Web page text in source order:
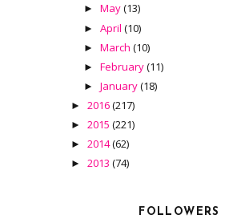
► May(13)
► April (10)
► March (10)
► February(11)
► January(18)
►2016(217)
►2015(221)
►2014(62)
►2013(74)
FOLLOWERS